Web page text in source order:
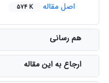
اصل مقاله
574 K
هم رسانی
ارجاع به این مقاله